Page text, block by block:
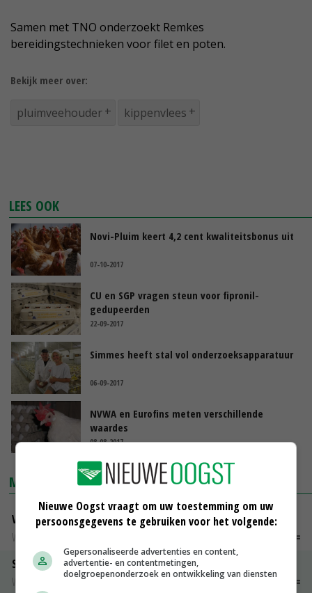
Samen met TNO onderzoekt Remkes
bereidingstechnieken voor filet en poten.
Bekijk meer over:
pluimveehouder kippenvlees
LEES OOK
Novi-Pluim keert 4,2 cent kwaliteitsbonus uit
07-10-2017
CU en SGP vragen steun voor fipronil-
gedupeerden
22-09-2017
Simmes heeft stal vol onderzoeksapparatuur
06-09-2017
NVWA en Eurofins meten verschillende
waardes
08-08-2017
MARKTPRIJZEN
Vleeskuikens Barneveld tot 2000 gr
Weekcijfers
Slachtkippen Barneveld Moederdieren (> 3,5 kg)
Weekcijfers
€ 0,85 € 0,00
Nieuwe Oogst vraagt om uw toestemming om uw
persoonsgegevens te gebruiken voor het volgende:
Gepersonaliseerde advertenties en content,
advertentie- en contentmetingen,
doelgroepenonderzoek en ontwikkeling van diensten